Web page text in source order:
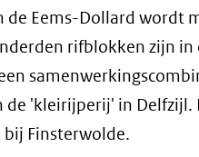
Eems-Dollard wordt
rifblokken zijn
de 'kleirijperij' in
Finsterwolde.